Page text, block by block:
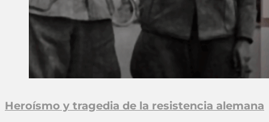
Heroísmo y tragedia de la resistencia alemana